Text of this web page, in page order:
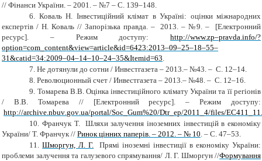
// Фінанси України. – 2001. – №7 – С. 139–148.
6. Коваль Н. Інвестиційний клімат в Україні: оцінки міжнародних
експертів / Н. Коваль // Запорізька правда. –2013. –№9. – [Електронний
ресурс]. – Режим доступу: http://www.zp–pravda.info/?
option=com_content&view=article&id=6423:2013–09–25–18–55–
31&catid=34:2009–04–14–10–24–35&Itemid=63.
7. Не дотянули до сотни / Инвестгазета – 2013.– №43. – С. 12–14.
8. Революционный счет / Инвестгазета – 2013.– №48. – С. 12–16.
9. Томарева В.В. Оцінка інвестиційного клімату України та її регіонів
/ В.В. Томарева // [Електронний ресурс]. – Режим доступу:
http://archive.nbuv.gov.ua/portal/Soc Gum%20/Dtr_ ep/2011_4/files/EC411_11.
10. Франчук Т. Шляхи залучення іноземних інвестицій в економіку
України/ Т. Франчук // Ринок цінних паперів. – 2012. – № 10. – С. 47–53.
11. Шморгун, Л. Г. Прямі іноземні інвестиції в економіку України:
проблеми залучення та галузевого спрямування/ Л. Г. Шморгун //Формування